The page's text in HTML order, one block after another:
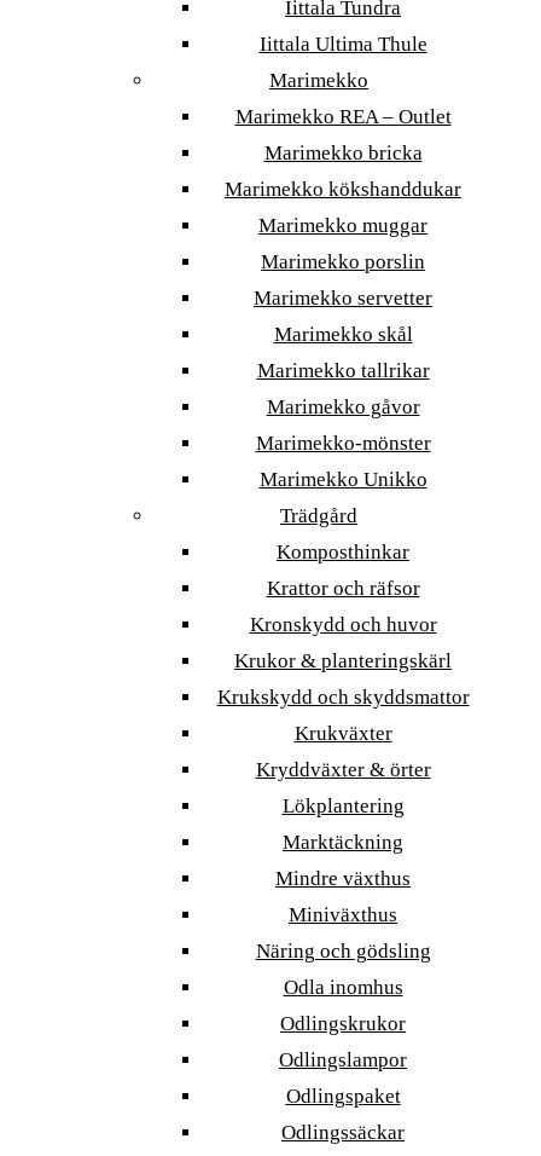
Iittala Tundra
Iittala Ultima Thule
Marimekko
Marimekko REA – Outlet
Marimekko bricka
Marimekko kökshanddukar
Marimekko muggar
Marimekko porslin
Marimekko servetter
Marimekko skål
Marimekko tallrikar
Marimekko gåvor
Marimekko-mönster
Marimekko Unikko
Trädgård
Komposthinkar
Krattor och räfsor
Kronskydd och huvor
Krukor & planteringskärl
Krukskydd och skyddsmattor
Krukväxter
Kryddväxter & örter
Lökplantering
Marktäckning
Mindre växthus
Miniväxthus
Näring och gödsling
Odla inomhus
Odlingskrukor
Odlingslampor
Odlingspaket
Odlingssäckar